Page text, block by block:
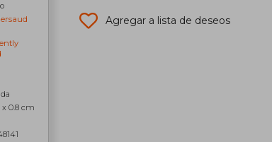
x 0.8 cm
Agregar a lista de deseos